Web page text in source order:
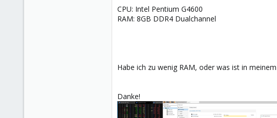
CPU: Intel Pentium G4600
RAM: 8GB DDR4 Dualchannel
Habe ich zu wenig RAM, oder was ist in
Danke!